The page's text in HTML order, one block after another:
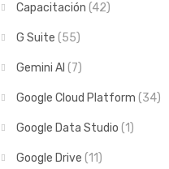
Capacitación (42)
G Suite (55)
Gemini AI (7)
Google Cloud Platform (34)
Google Data Studio (1)
Google Drive (11)